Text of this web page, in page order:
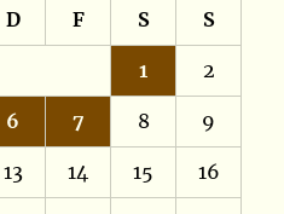
D F S S
1 2
6 7 8 9
13 14 15 16